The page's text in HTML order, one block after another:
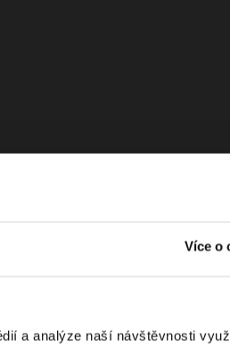
Více o
a analýze naší návštěvnosti